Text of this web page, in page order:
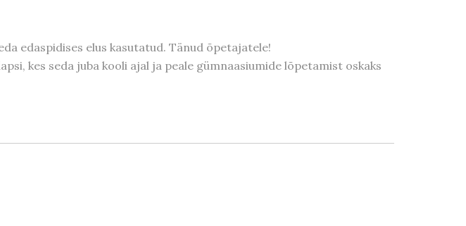
edaspidises elus kasutatud. Tänud õpetajatele!
kes seda juba kooli ajal ja peale gümnaasiumide lõpetamist oskaks